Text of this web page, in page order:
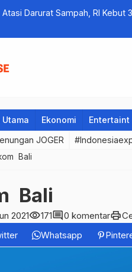
Darurat Sampah, RI Kebut 33
Ekonomi Entertaint
JOGER
Bali
Bali
2021visibility171comment0 komentarprint
Whatsapp